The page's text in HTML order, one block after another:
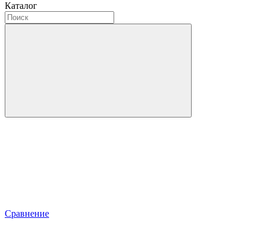
Каталог
Сравнение